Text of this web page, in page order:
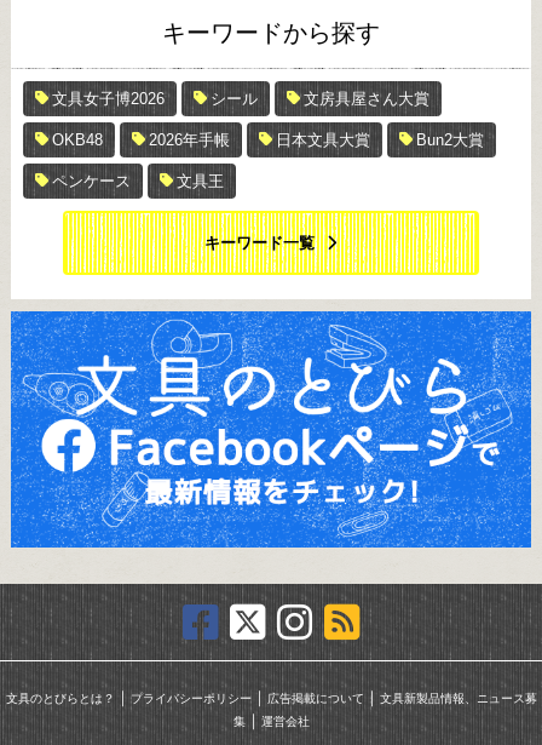
キーワードから探す
文具女子博2026 シール 文房具屋さん大賞
OKB48 2026年手帳 日本文具大賞 Bun2大賞
ペンケース 文具王
キーワード一覧
文具のとびらとは？ ｜ プライバシーポリシー｜ 広告掲載について ｜ 文具新製品情報、ニュース募
集｜ 運営会社